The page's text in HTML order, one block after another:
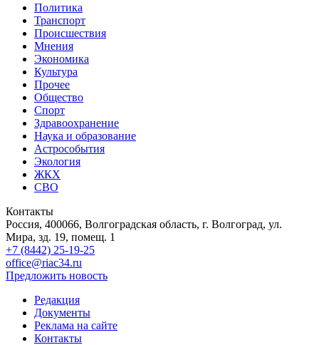
Политика
Транспорт
Происшествия
Мнения
Экономика
Культура
Прочее
Общество
Спорт
Здравоохранение
Наука и образование
Астрособытия
Экология
ЖКХ
СВО
Контакты
Россия, 400066, Волгоградская область, г. Волгоград, ул.
Мира, зд. 19, помещ. 1
+7 (8442) 25-19-25
office@riac34.ru
Предложить новость
Редакция
Документы
Реклама на сайте
Контакты